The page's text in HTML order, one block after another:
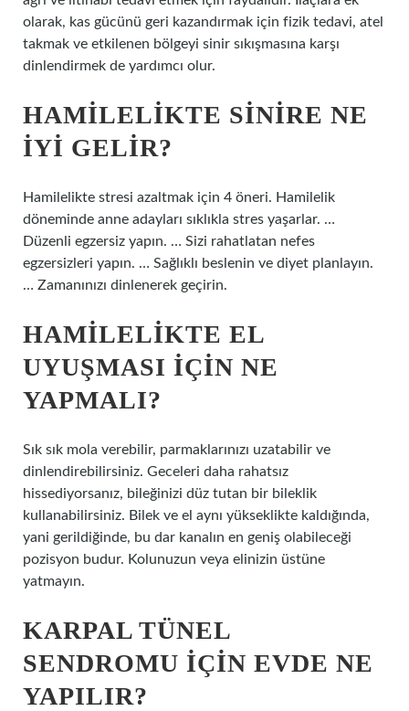
olarak, kas gücünü geri kazandırmak için fizik tedavi, atel
takmak ve etkilenen bölgeyi sinir sıkışmasına karşı
dinlendirmek de yardımcı olur.
HAMILELIKTE SINIRE NE
IYI GELIR?
Hamilelikte stresi azaltmak için 4 öneri. Hamilelik
döneminde anne adayları sıklıkla stres yaşarlar. …
Düzenli egzersiz yapın. … Sizi rahatlatan nefes
egzersizleri yapın. … Sağlıklı beslenin ve diyet planlayın.
… Zamanınızı dinlenerek geçirin.
HAMILELIKTE EL
UYUŞMASI IÇIN NE
YAPMALI?
Sık sık mola verebilir, parmaklarınızı uzatabilir ve
dinlendirebilirsiniz. Geceleri daha rahatsız
hissediyorsanız, bileğinizi düz tutan bir bileklik
kullanabilirsiniz. Bilek ve el aynı yükseklikte kaldığında,
yani gerildiğinde, bu dar kanalın en geniş olabileceği
pozisyon budur. Kolunuzun veya elinizin üstüne
yatmayın.
KARPAL TÜNEL
SENDROMU IÇIN EVDE NE
YAPILIR?